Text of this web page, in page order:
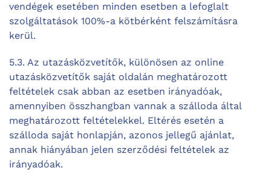
vendégek esetében minden esetben a lefoglalt
szolgáltatások 100%-a kötbérként felszámításra
kerül.
5.3. Az utazásközvetítők, különösen az online
utazásközvetítők saját oldalán meghatározott
feltételek csak abban az esetben irányadóak,
amennyiben összhangban vannak a szálloda által
meghatározott feltételekkel. Eltérés esetén a
szálloda saját honlapján, azonos jellegű ajánlat,
annak hiányában jelen szerződési feltételek az
irányadóak.